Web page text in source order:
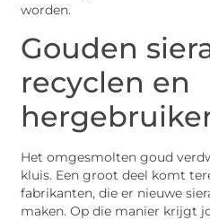
worden.
Gouden
recyclen en
Het omgesmolten goud
kluis. Een groot deel komt
fabrikanten, die er nieuwe
maken. Op die manier krijgt